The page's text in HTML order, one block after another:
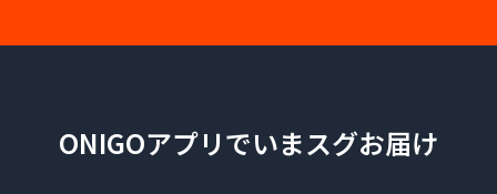
ONIGOアプリでいまスグお届け